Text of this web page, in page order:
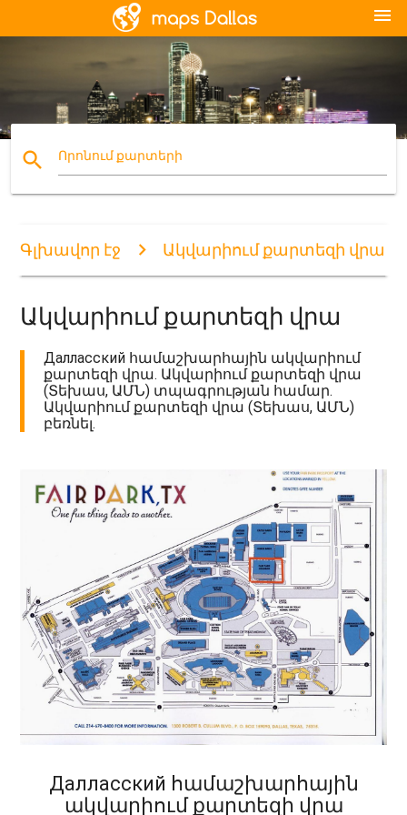
menu
search Որոնում քարտերի
Գլխավոր էջ Ակվարիում քարտեզի վրա
Ակվարիում քարտեզի վրա
Далласский համաշխարհային ակվարիում
քարտեզի վրա. Ակվարիում քարտեզի վրա
(Տեխաս, ԱՄՆ) տպագրության համար.
Ակվարիում քարտեզի վրա (Տեխաս, ԱՄՆ)
բեռնել.
Далласский համաշխարհային
ակվարիում քարտեզի վրա